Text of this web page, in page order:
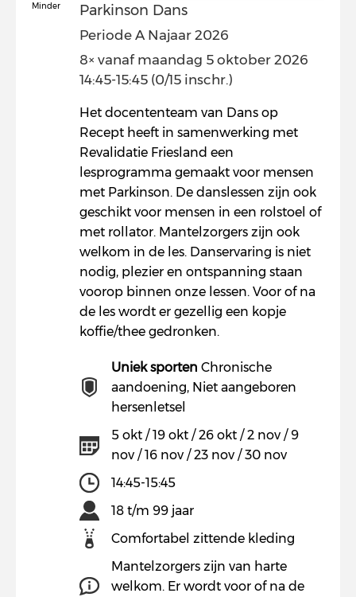
Minder Parkinson Dans
Periode A Najaar 2026
8× vanaf maandag 5 oktober 2026
14:45-15:45 (0/15 inschr.)
Het docententeam van Dans op
Recept heeft in samenwerking met
Revalidatie Friesland een
lesprogramma gemaakt voor mensen
met Parkinson. De danslessen zijn ook
geschikt voor mensen in een rolstoel of
met rollator. Mantelzorgers zijn ook
welkom in de les. Danservaring is niet
nodig, plezier en ontspanning staan
voorop binnen onze lessen. Voor of na
de les wordt er gezellig een kopje
koffie/thee gedronken.
Uniek sporten Chronische
aandoening, Niet aangeboren
hersenletsel
5 okt / 19 okt / 26 okt / 2 nov / 9
nov / 16 nov / 23 nov / 30 nov
14:45-15:45
18 t/m 99 jaar
Comfortabel zittende kleding
Mantelzorgers zijn van harte
welkom. Er wordt voor of na de